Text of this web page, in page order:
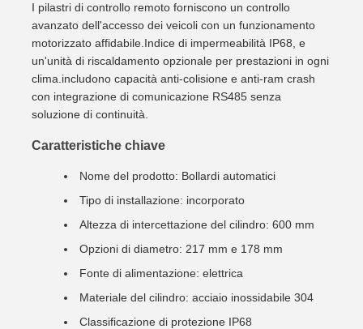
I pilastri di controllo remoto forniscono un controllo
avanzato dell'accesso dei veicoli con un funzionamento
motorizzato affidabile.Indice di impermeabilità IP68, e
un'unità di riscaldamento opzionale per prestazioni in ogni
clima.includono capacità anti-colisione e anti-ram crash
con integrazione di comunicazione RS485 senza
soluzione di continuità.
Caratteristiche chiave
Nome del prodotto: Bollardi automatici
Tipo di installazione: incorporato
Altezza di intercettazione del cilindro: 600 mm
Opzioni di diametro: 217 mm e 178 mm
Fonte di alimentazione: elettrica
Materiale del cilindro: acciaio inossidabile 304
Classificazione di protezione IP68